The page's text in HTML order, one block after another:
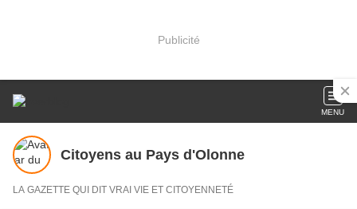
Publicité
MENU
Citoyens au Pays d'Olonne
LA GAZETTE QUI DIT VRAI VIE ET CITOYENNETÉ